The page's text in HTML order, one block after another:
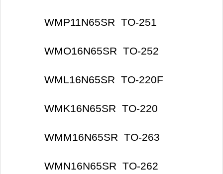
WMP11N65SR TO-251
WMO16N65SR TO-252
WML16N65SR TO-220F
WMK16N65SR TO-220
WMM16N65SR TO-263
WMN16N65SR TO-262